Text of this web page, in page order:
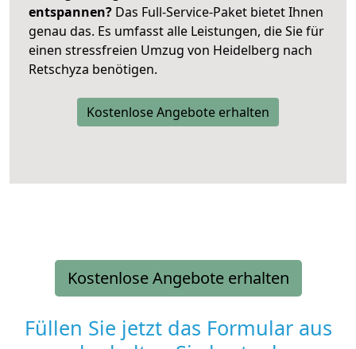
entspannen? Das Full-Service-Paket bietet Ihnen
genau das. Es umfasst alle Leistungen, die Sie für
einen stressfreien Umzug von Heidelberg nach
Retschyza benötigen.
Kostenlose Angebote erhalten
Kostenlose Angebote erhalten
Füllen Sie jetzt das Formular aus